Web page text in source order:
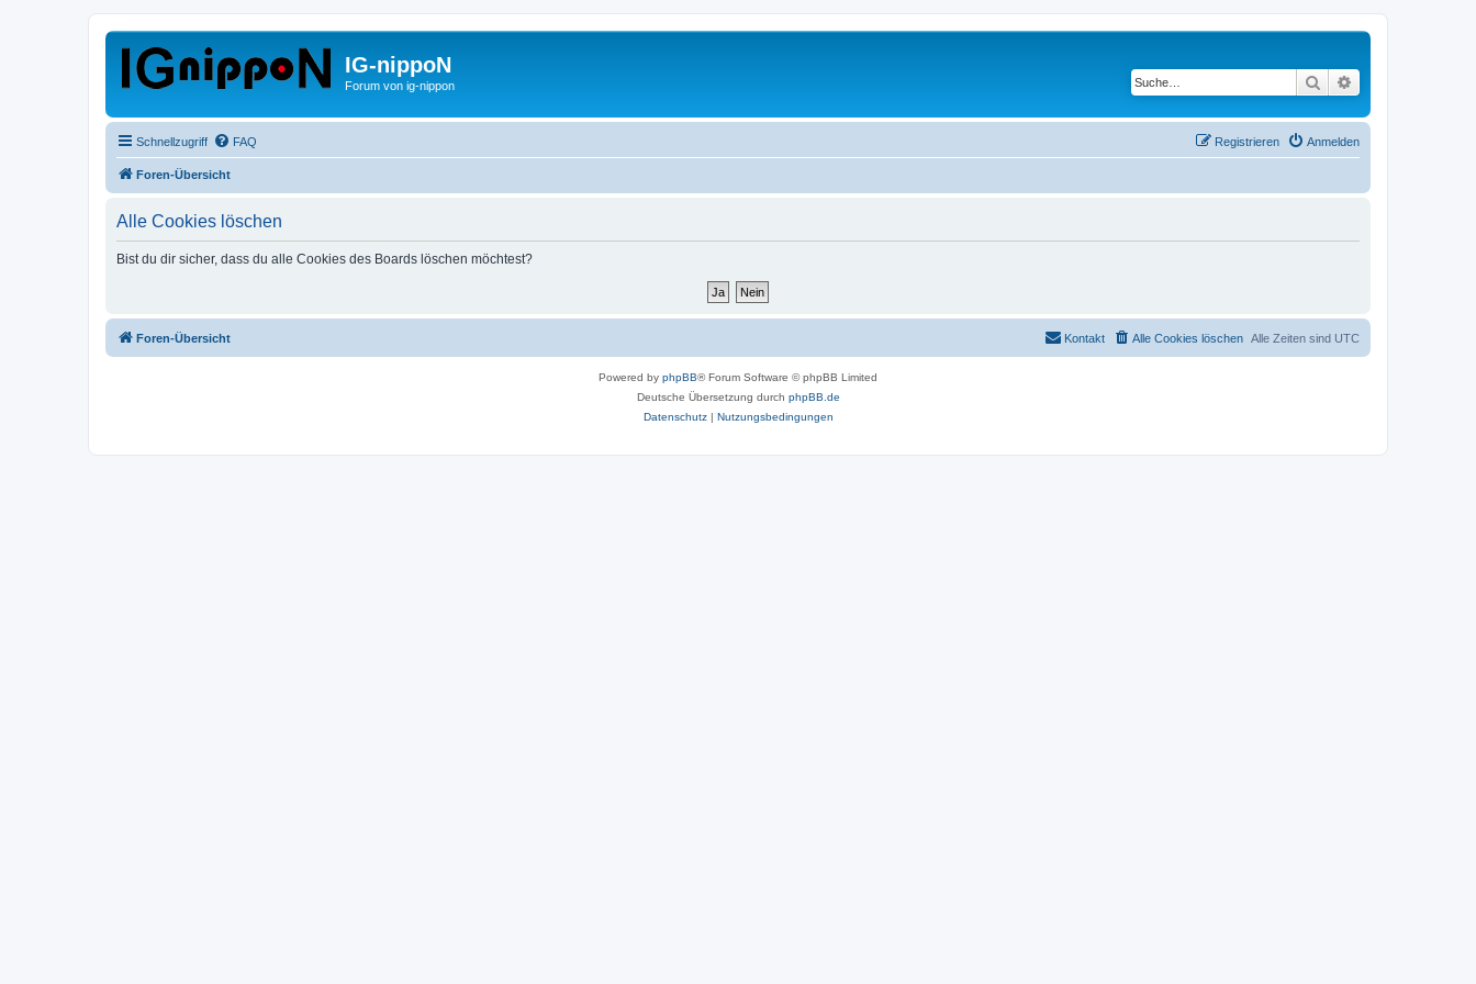
IG-nippoN
Forum von ig-nippon Suche
Schnellzugriff FAQ Anmelden
Registrieren
Foren-Übersicht
Alle Cookies löschen
Bist du dir sicher, dass du alle Cookies des Boards löschen möchtest?
Foren-Übersicht Alle Zeiten sind UTC
Alle Cookies löschen
Kontakt
Powered by phpBB® Forum Software © phpBB Limited
Deutsche Übersetzung durch phpBB.de
Datenschutz| Nutzungsbedingungen